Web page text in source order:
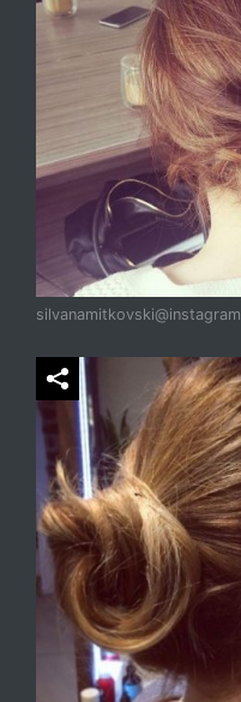
silvanamitkovski@instagram